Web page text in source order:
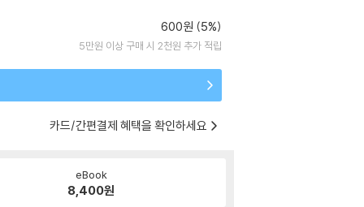
600원 (5%)
5만원 이상 구매 시 2천원 추가 적립
카드/간편결제 혜택을 확인하세요
eBook
8,400원